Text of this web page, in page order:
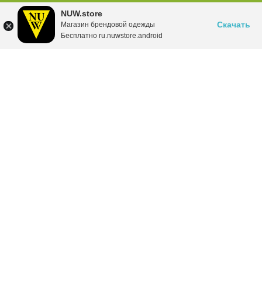
NUW.store
Магазин брендовой одежды
Бесплатно ru.nuwstore.android
Скачать